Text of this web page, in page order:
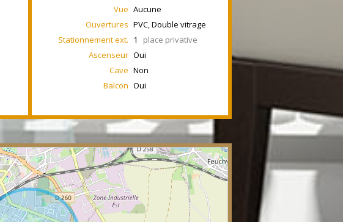
Vue Aucune
Ouvertures PVC, Double vitrage
Stationnement ext. 1 place privative
Ascenseur Oui
Cave Non
Balcon Oui